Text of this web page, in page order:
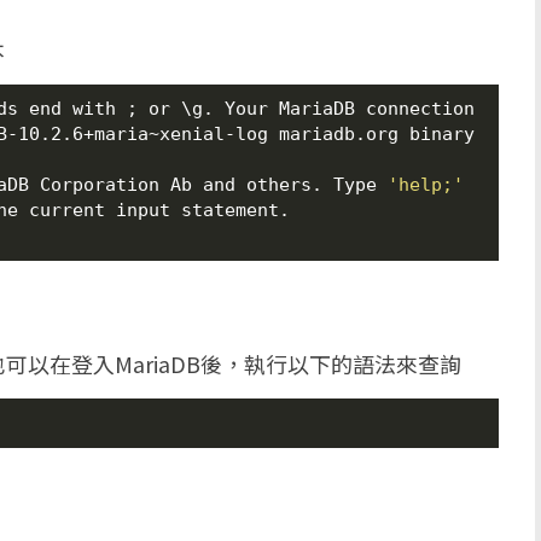
end with ; or \g. Your MariaDB connection
log mariadb.org binary
Corporation Ab and others. Type
'help;'
current input statement.
以在登入MariaDB後，執行以下的語法來查詢